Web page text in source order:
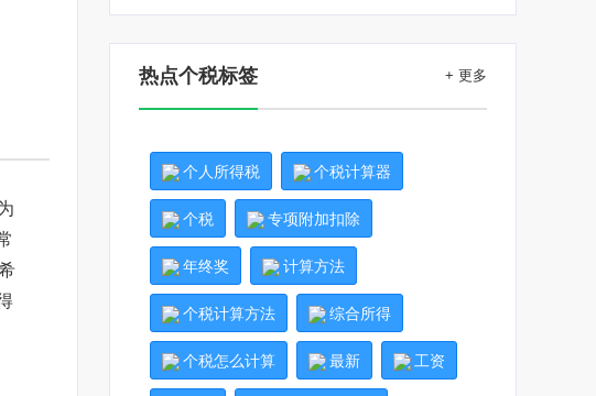
热点个税标签 + 更多
个人所得税 个税计算器
个税 专项附加扣除
年终奖 计算方法
个税计算方法 综合所得
个税怎么计算 最新 工资